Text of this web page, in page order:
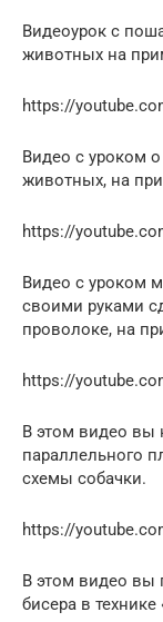
Видеоурок с
животных на
https://
Видео с уроком
животных, на
https://
Видео с уроком
своими руками
проволоке, на
https://
В этом видео вы
параллельного
схемы собачки.
https://
В этом видео вы
бисера в